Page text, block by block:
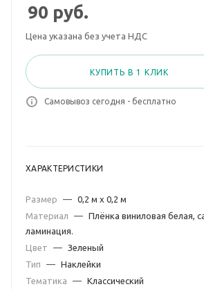
90 руб.
Цена указана без учета НДС
КУПИТЬ В 1 КЛИК
Самовывоз сегодня - бесплатно
ХАРАКТЕРИСТИКИ
Размер — 0,2 м х 0,2 м
Материал
— Плёнка виниловая белая,
ламинация.
Цвет
— Зеленый
Тип
— Наклейки
Тематика
— Классический